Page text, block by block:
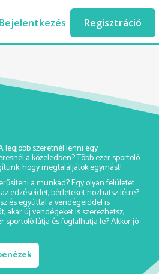
Bejelentkezés Regisztráció
ashburn//
legjobb szeretnél lenni egy
a közeledben? Több ezer sportoló
hogy megtaláljátok egymást!
a munkád? Egy olyan felületet
edzéseidet, bérleteket hozhatsz létre?
és egyúttal a vendégeiddel is
akár új vendégeket is szerezhetsz,
sportoló látja és foglalhatja le? Akkor jó